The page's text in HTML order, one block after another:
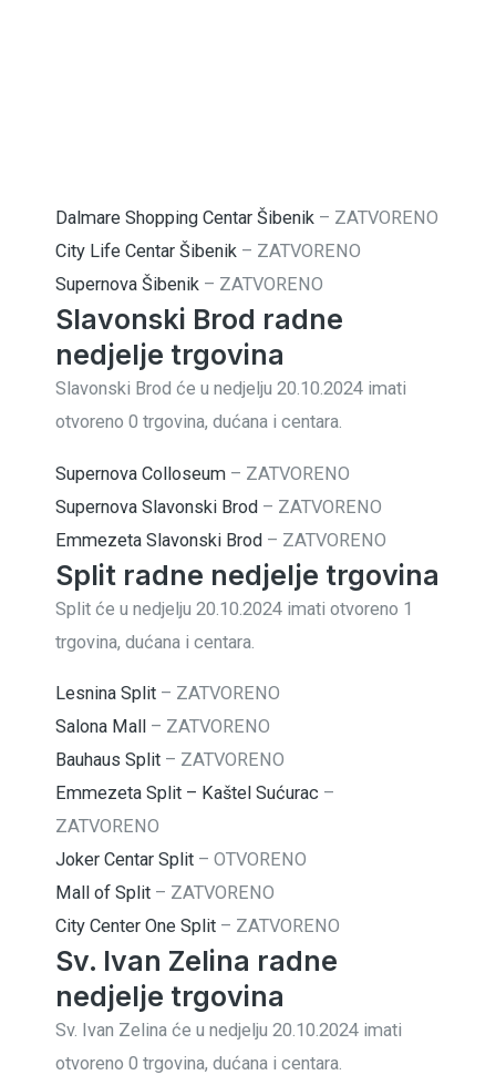
Dalmare Shopping Centar Šibenik – ZATVORENO
City Life Centar Šibenik – ZATVORENO
Supernova Šibenik – ZATVORENO
Slavonski Brod radne
nedjelje trgovina
Slavonski Brod će u nedjelju 20.10.2024 imati
otvoreno 0 trgovina, dućana i centara.
Supernova Colloseum – ZATVORENO
Supernova Slavonski Brod – ZATVORENO
Emmezeta Slavonski Brod – ZATVORENO
Split radne nedjelje trgovina
Split će u nedjelju 20.10.2024 imati otvoreno 1
trgovina, dućana i centara.
Lesnina Split – ZATVORENO
Salona Mall – ZATVORENO
Bauhaus Split – ZATVORENO
Emmezeta Split – Kaštel Sućurac –
ZATVORENO
Joker Centar Split – OTVORENO
Mall of Split – ZATVORENO
City Center One Split – ZATVORENO
Sv. Ivan Zelina radne
nedjelje trgovina
Sv. Ivan Zelina će u nedjelju 20.10.2024 imati
otvoreno 0 trgovina, dućana i centara.